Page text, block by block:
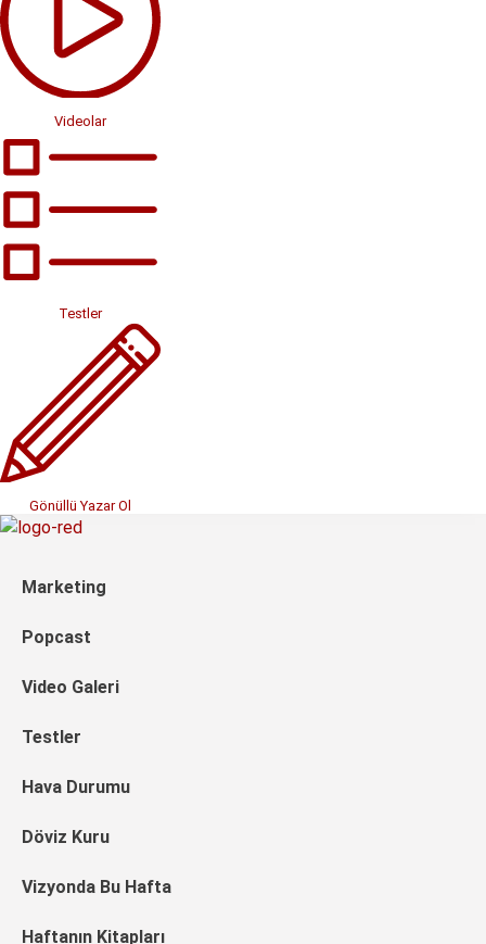
Videolar
Testler
Gönüllü Yazar Ol
Marketing
Popcast
Video Galeri
Testler
Hava Durumu
Döviz Kuru
Vizyonda Bu Hafta
Haftanın Kitapları